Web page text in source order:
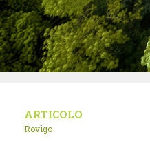
ARTICOLO
Rovigo